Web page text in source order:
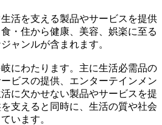
活を支える製品やサービスを提供
・住から健康、美容、娯楽に至る
ャンルが含まれます。
にわたります。主に生活必需品の
ビスの提供、エンターテインメン
に欠かせない製品やサービスを提
支えると同時に、生活の質や社会
います。